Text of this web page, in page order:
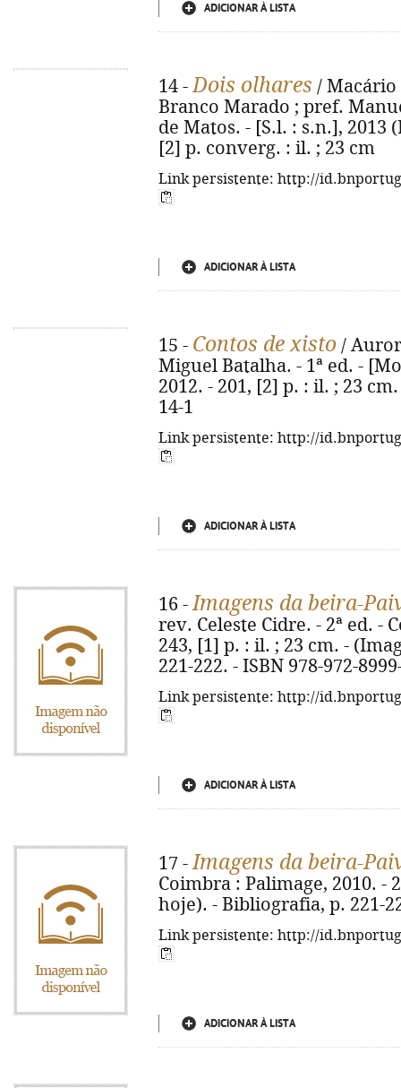
ADICIONAR À LISTA
14 -Dois olhares / Macário
Branco Marado ; pref.
de Matos. - [S.l. : s.n.], 2013
[2] p. converg. : il. ; 23 cm
Link persistente: http://
ADICIONAR À LISTA
15 - Contos de xisto /
Miguel Batalha. - 1ª ed. -
2012. - 201, [2] p. : il. ; 23
14-1
Link persistente: http://
ADICIONAR À LISTA
16 -Imagens da beira-
rev. Celeste Cidre. - 2ª ed. -
243, [1] p. : il. ; 23 cm. -
221-222. - ISBN 978-972-
Link persistente: http://
ADICIONAR À LISTA
17 -Imagens da beira-
Coimbra : Palimage, 2010. -
hoje). - Bibliografia, p. 221-
Link persistente: http://
ADICIONAR À LISTA